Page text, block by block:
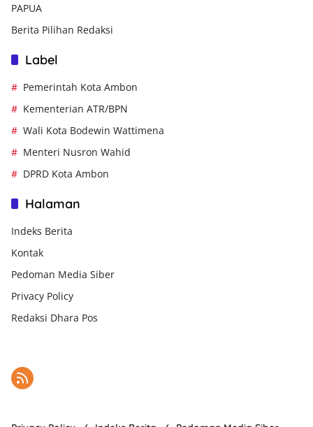
PAPUA
Berita Pilihan Redaksi
Label
Pemerintah Kota Ambon
Kementerian ATR/BPN
Wali Kota Bodewin Wattimena
Menteri Nusron Wahid
DPRD Kota Ambon
Halaman
Indeks Berita
Kontak
Pedoman Media Siber
Privacy Policy
Redaksi Dhara Pos